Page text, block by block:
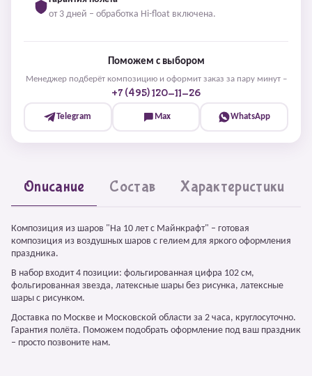
от 3 дней – обработка Hi-float включена.
Поможем с выбором
Менеджер подберёт композицию и оформит заказ за пару минут –
+7 (495) 120-11-26
Telegram Max WhatsApp
Описание Состав Характеристики
Композиция из шаров "На 10 лет с Майнкрафт" – готовая
композиция из воздушных шаров с гелием для яркого оформления
праздника.
В набор входит 4 позиции: фольгированная цифра 102 см,
фольгированная звезда, латексные шары без рисунка, латексные
шары с рисунком.
Доставка по Москве и Московской области за 2 часа, круглосуточно.
Гарантия полёта. Поможем подобрать оформление под ваш праздник
– просто позвоните нам.